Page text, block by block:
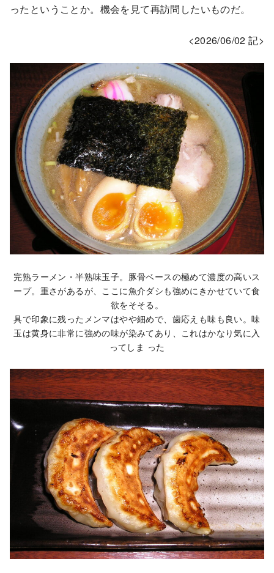
ったということか。機会を見て再訪問したいものだ。
<2026/06/02 記>
完熟ラーメン・半熟味玉子。豚骨ベースの極めて濃度の高いス
ープ。重さがあるが、ここに魚介ダシも強めにきかせていて食
欲をそそる。
具で印象に残ったメンマはやや細めで、歯応えも味も良い。味
玉は黄身に非常に強めの味が染みてあり、これはかなり気に入
ってしま った